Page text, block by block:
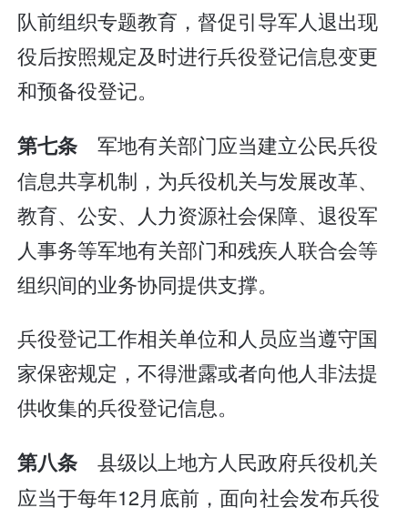
队前组织专题教育，督促引导军人退出现
役后按照规定及时进行兵役登记信息变更
和预备役登记。
第七条军地有关部门应当建立公民兵役
信息共享机制，为兵役机关与发展改革、
教育、公安、人力资源社会保障、退役军
人事务等军地有关部门和残疾人联合会等
组织间的业务协同提供支撑。
兵役登记工作相关单位和人员应当遵守国
家保密规定，不得泄露或者向他人非法提
供收集的兵役登记信息。
第八条县级以上地方人民政府兵役机关
应当于每年12月底前，面向社会发布兵役